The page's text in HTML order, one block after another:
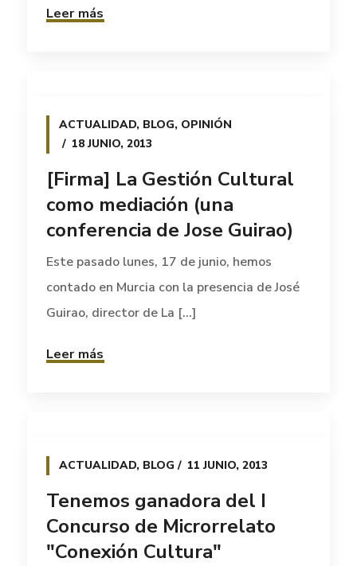
Leer más
ACTUALIDAD, BLOG, OPINIÓN
18 JUNIO, 2013
[Firma] La Gestión Cultural
como mediación (una
conferencia de Jose Guirao)
Este pasado lunes, 17 de junio, hemos
contado en Murcia con la presencia de José
Guirao, director de La [...]
Leer más
ACTUALIDAD, BLOG 11 JUNIO, 2013
Tenemos ganadora del I
Concurso de Microrrelato
"Conexión Cultura"